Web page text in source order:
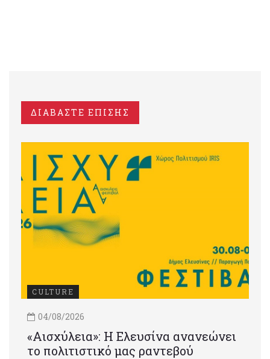
ΔΙΑΒΑΣΤΕ ΕΠΙΣΗΣ
CULTURE
04/08/2026
«Αισχύλεια»: Η Ελευσίνα ανανεώνει
το πολιτιστικό μας ραντεβού